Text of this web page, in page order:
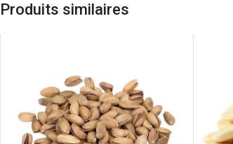
Produits similaires